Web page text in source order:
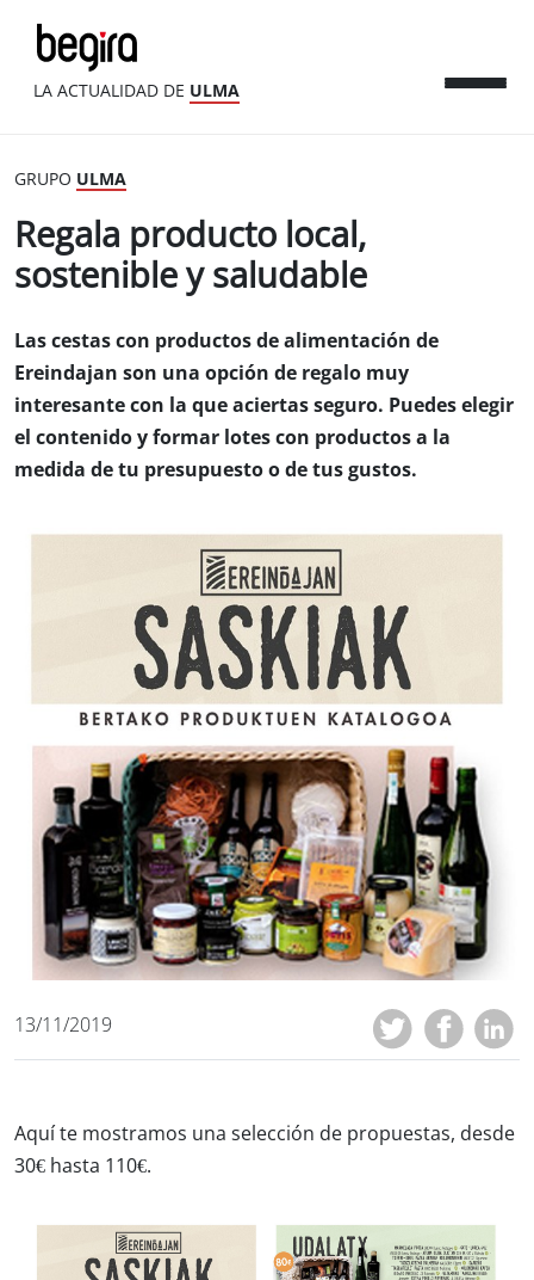
LA ACTUALIDAD DE ULMA
GRUPO ULMA
Regala producto local,
sostenible y saludable
Las cestas con productos de alimentación de
Ereindajan son una opción de regalo muy
interesante con la que aciertas seguro. Puedes elegir
el contenido y formar lotes con productos a la
medida de tu presupuesto o de tus gustos.
13/11/2019
Aquí te mostramos una selección de propuestas, desde
30€ hasta 110€.